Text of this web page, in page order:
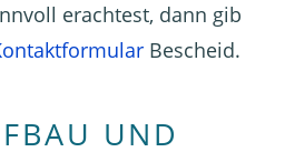
erachtest, dann gib
Bescheid.
UND